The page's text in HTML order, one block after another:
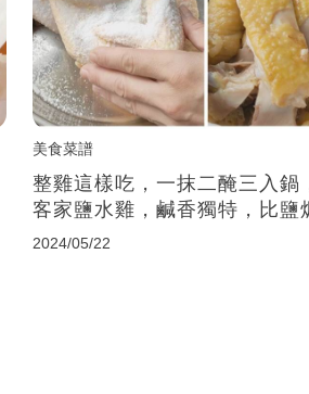
美食菜譜
整雞這樣吃，一抹二醃三入鍋
客家鹽水雞，鹹香獨特，比鹽
香
2024/05/22